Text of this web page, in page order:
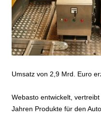
Umsatz von 2,9 Mrd. Euro
Webasto entwickelt,
Jahren Produkte für den